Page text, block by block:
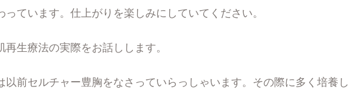
っています。仕上がりを楽しみにしていてください。
生療法の実際をお話しします。
以前セルチャー豊胸をなさっていらっしゃいます。その際に多く培養し